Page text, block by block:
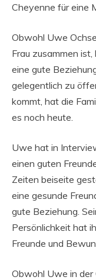
Cheyenne für eine
Obwohl Uwe
Frau zusammen
eine gute
gelegentlich zu
kommt, hat die
es noch heute.
Uwe hat in
einen guten
Zeiten beiseite
eine gesunde
gute Beziehung.
Persönlichkeit hat
Freunde und
Obwohl Uwe in